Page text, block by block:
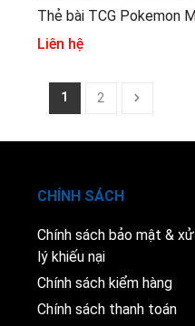
Liên hệ
1 2
CHÍNH SÁCH
Chính sách bảo mật & xử
lý khiếu nại
Chính sách kiểm hàng
Chính sách thanh toán